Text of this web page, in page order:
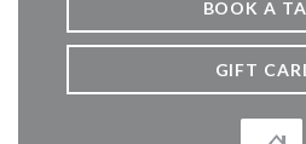
BOOK A
GIFT